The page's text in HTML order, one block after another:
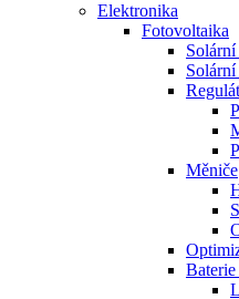
Elektronika
Fotovoltaika
Měniče